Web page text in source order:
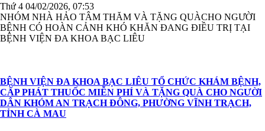
Thứ 4 04/02/2026, 07:53
NHÓM NHÀ HẢO TÂM THĂM VÀ TẶNG QUÀCHO NGƯỜI
BỆNH CÓ HOÀN CẢNH KHÓ KHĂN ĐANG ĐIỀU TRỊ TẠI
BỆNH VIỆN ĐA KHOA BẠC LIÊU
BỆNH VIỆN ĐA KHOA BẠC LIÊU TỔ CHỨC KHÁM BỆNH,
CẤP PHÁT THUỐC MIỄN PHÍ VÀ TẶNG QUÀ CHO NGƯỜI
DÂN KHÓM AN TRẠCH ĐÔNG, PHƯỜNG VĨNH TRẠCH,
TỈNH CÀ MAU